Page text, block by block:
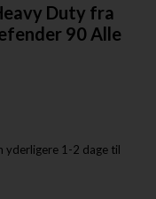
Duty fra
90 Alle
yderligere 1-2 dage til